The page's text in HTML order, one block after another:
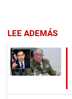
LEE ADEMÁS